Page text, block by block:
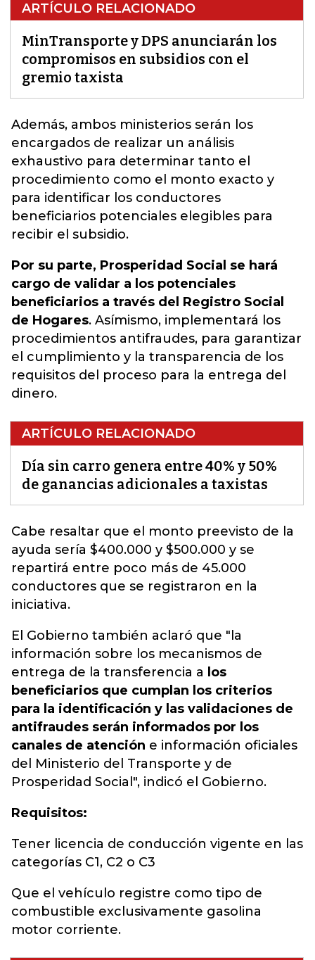
ARTÍCULO RELACIONADO
MinTransporte y DPS anunciarán los
compromisos en subsidios con el
gremio taxista
Además, ambos ministerios serán los
encargados de realizar un análisis
exhaustivo para determinar tanto el
procedimiento como el monto exacto y
para identificar los conductores
beneficiarios potenciales elegibles para
recibir el subsidio.
Por su parte, Prosperidad Social se hará
cargo de validar a los potenciales
beneficiarios a través del Registro Social
de Hogares. Asímismo, implementará los
procedimientos antifraudes, para garantizar
el cumplimiento y la transparencia de los
requisitos del proceso para la entrega del
dinero.
ARTÍCULO RELACIONADO
Día sin carro genera entre 40% y 50%
de ganancias adicionales a taxistas
Cabe resaltar que el monto preevisto de la
ayuda sería $400.000 y $500.000 y se
repartirá entre poco más de 45.000
conductores que se registraron en la
iniciativa.
El Gobierno también aclaró que "la
información sobre los mecanismos de
entrega de la transferencia a los
beneficiarios que cumplan los criterios
para la identificación y las validaciones de
antifraudes serán informados por los
canales de atención e información oficiales
del Ministerio del Transporte y de
Prosperidad Social", indicó el Gobierno.
Requisitos:
Tener licencia de conducción vigente en las
categorías C1, C2 o C3
Que el vehículo registre como tipo de
combustible exclusivamente gasolina
motor corriente.